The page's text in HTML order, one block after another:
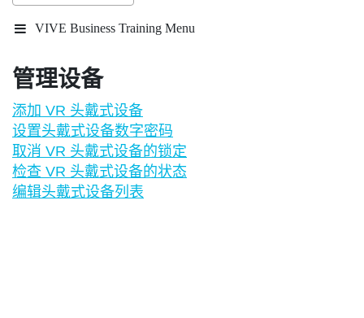
VIVE Business Training Menu
管理设备
添加 VR 头戴式设备
设置头戴式设备数字密码
取消 VR 头戴式设备的锁定
检查 VR 头戴式设备的状态
编辑头戴式设备列表